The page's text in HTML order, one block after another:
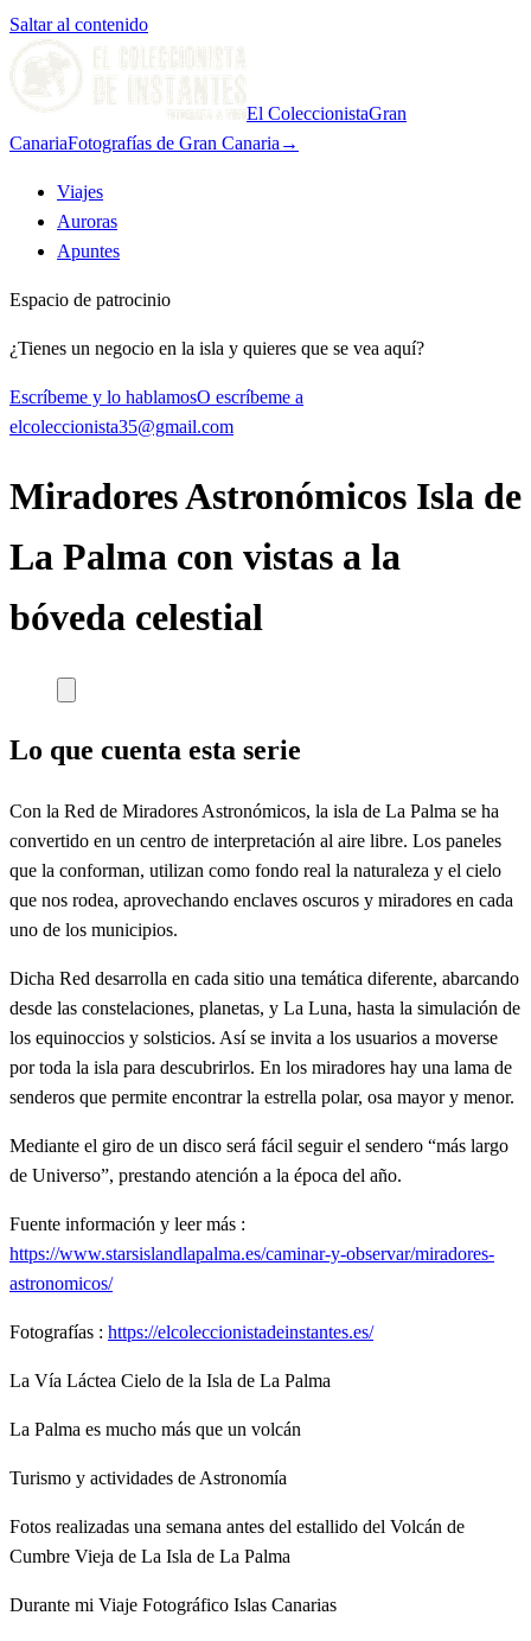
Saltar al contenido
El ColeccionistaGran
CanariaFotografías de Gran Canaria →
Viajes
Auroras
Apuntes
Espacio de patrocinio
¿Tienes un negocio en la isla y quieres que se vea aquí?
Escríbeme y lo hablamosO escríbeme a
elcoleccionista35@gmail.com
Miradores Astronómicos Isla de
La Palma con vistas a la
bóveda celestial
Lo que cuenta esta serie
Con la Red de Miradores Astronómicos, la isla de La Palma se ha
convertido en un centro de interpretación al aire libre. Los paneles
que la conforman, utilizan como fondo real la naturaleza y el cielo
que nos rodea, aprovechando enclaves oscuros y miradores en cada
uno de los municipios.
Dicha Red desarrolla en cada sitio una temática diferente, abarcando
desde las constelaciones, planetas, y La Luna, hasta la simulación de
los equinoccios y solsticios. Así se invita a los usuarios a moverse
por toda la isla para descubrirlos. En los miradores hay una lama de
senderos que permite encontrar la estrella polar, osa mayor y menor.
Mediante el giro de un disco será fácil seguir el sendero “más largo
de Universo”, prestando atención a la época del año.
Fuente información y leer más :
https://www.starsislandlapalma.es/caminar-y-observar/miradores-
astronomicos/
Fotografías : https://elcoleccionistadeinstantes.es/
La Vía Láctea Cielo de la Isla de La Palma
La Palma es mucho más que un volcán
Turismo y actividades de Astronomía
Fotos realizadas una semana antes del estallido del Volcán de
Cumbre Vieja de La Isla de La Palma
Durante mi Viaje Fotográfico Islas Canarias